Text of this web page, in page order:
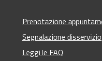
Prenotazione
Segnalazione disservizio
Leggi le FAQ